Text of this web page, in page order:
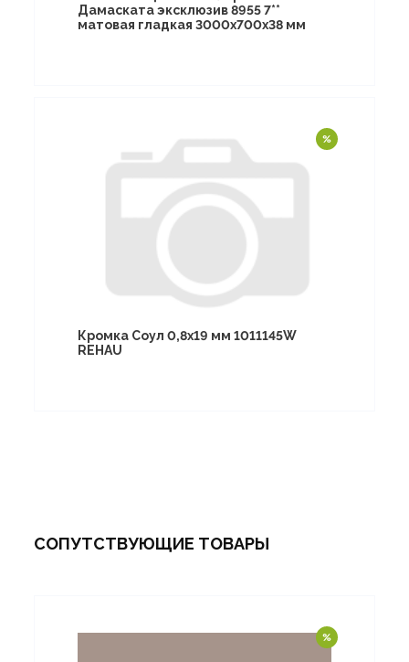
Дамаската эксклюзив 8955 7**
матовая гладкая 3000х700х38 мм
Кромка Соул 0,8х19 мм 1011145W
REHAU
СОПУТСТВУЮЩИЕ ТОВАРЫ